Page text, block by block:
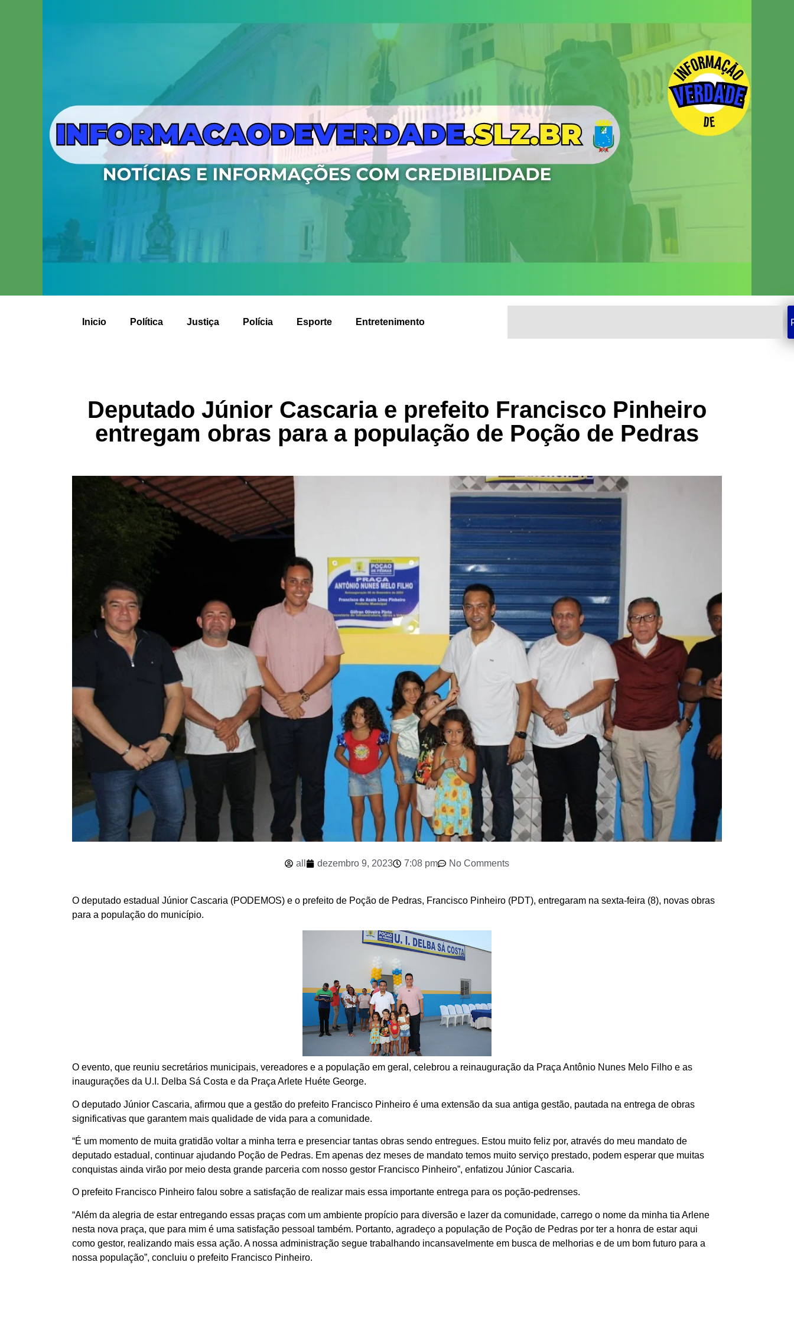
Inicio Política Justiça Polícia Esporte Entretenimento
Deputado Júnior Cascaria e prefeito Francisco Pinheiro
entregam obras para a população de Poção de Pedras
all dezembro 9, 2023 7:08 pm No Comments
O deputado estadual Júnior Cascaria (PODEMOS) e o prefeito de Poção de Pedras, Francisco Pinheiro (PDT), entregaram na sexta-feira (8), novas obras
para a população do município.
O evento, que reuniu secretários municipais, vereadores e a população em geral, celebrou a reinauguração da Praça Antônio Nunes Melo Filho e as
inaugurações da U.I. Delba Sá Costa e da Praça Arlete Huéte George.
O deputado Júnior Cascaria, afirmou que a gestão do prefeito Francisco Pinheiro é uma extensão da sua antiga gestão, pautada na entrega de obras
significativas que garantem mais qualidade de vida para a comunidade.
“É um momento de muita gratidão voltar a minha terra e presenciar tantas obras sendo entregues. Estou muito feliz por, através do meu mandato de
deputado estadual, continuar ajudando Poção de Pedras. Em apenas dez meses de mandato temos muito serviço prestado, podem esperar que muitas
conquistas ainda virão por meio desta grande parceria com nosso gestor Francisco Pinheiro”, enfatizou Júnior Cascaria.
O prefeito Francisco Pinheiro falou sobre a satisfação de realizar mais essa importante entrega para os poção-pedrenses.
“Além da alegria de estar entregando essas praças com um ambiente propício para diversão e lazer da comunidade, carrego o nome da minha tia Arlene
nesta nova praça, que para mim é uma satisfação pessoal também. Portanto, agradeço a população de Poção de Pedras por ter a honra de estar aqui
como gestor, realizando mais essa ação. A nossa administração segue trabalhando incansavelmente em busca de melhorias e de um bom futuro para a
nossa população”, concluiu o prefeito Francisco Pinheiro.